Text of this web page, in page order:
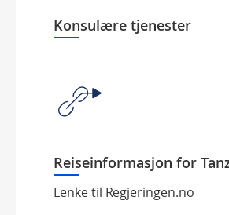
Konsulære tjenester
Reiseinformasjon for
Lenke til Regjeringen.no